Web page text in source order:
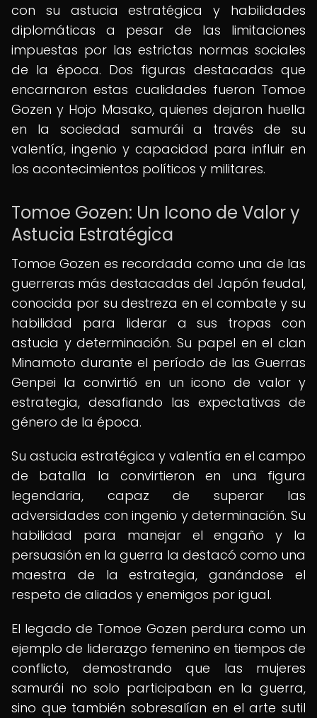
con su astucia estratégica y habilidades
diplomáticas a pesar de las limitaciones
impuestas por las estrictas normas sociales
de la época. Dos figuras destacadas que
encarnaron estas cualidades fueron Tomoe
Gozen y Hojo Masako, quienes dejaron huella
en la sociedad samurái a través de su
valentía, ingenio y capacidad para influir en
los acontecimientos políticos y militares.
Tomoe Gozen: Un Icono de Valor y
Astucia Estratégica
Tomoe Gozen es recordada como una de las
guerreras más destacadas del Japón feudal,
conocida por su destreza en el combate y su
habilidad para liderar a sus tropas con
astucia y determinación. Su papel en el clan
Minamoto durante el período de las Guerras
Genpei la convirtió en un icono de valor y
estrategia, desafiando las expectativas de
género de la época.
Su astucia estratégica y valentía en el campo
de batalla la convirtieron en una figura
legendaria, capaz de superar las
adversidades con ingenio y determinación. Su
habilidad para manejar el engaño y la
persuasión en la guerra la destacó como una
maestra de la estrategia, ganándose el
respeto de aliados y enemigos por igual.
El legado de Tomoe Gozen perdura como un
ejemplo de liderazgo femenino en tiempos de
conflicto, demostrando que las mujeres
samurái no solo participaban en la guerra,
sino que también sobresalían en el arte sutil